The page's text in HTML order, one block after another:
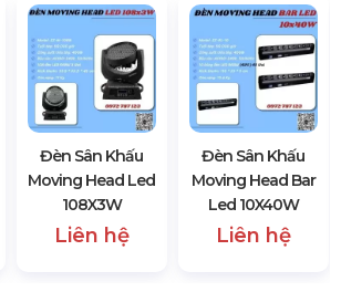
Đèn Sân Khấu
Moving Head Led
108X3W
Liên hệ
Đèn Sân Khấu
Moving Head Bar
Led 10X40W
Liên hệ